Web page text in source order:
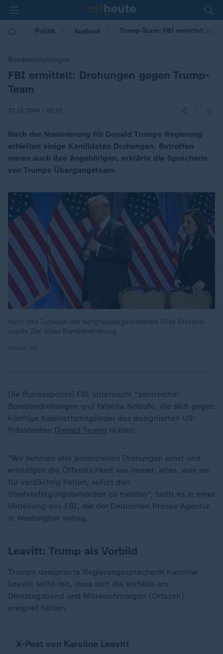
Politik Ausland Trump-Team: FBI ermittelt zu
Bombendrohungen
:FBI ermittelt: Drohungen gegen Trump-
Team
27.11.2024 | 23:12
Nach der Nominierung für Donald Trumps Regierung
erhielten einige Kandidaten Drohungen. Betroffen
waren auch ihre Angehörigen, erklärte die Sprecherin
von Trumps Übergangsteam.
Auch das Zuhause der Kongressabgeordneten Elise Stefanik
wurde Ziel einer Bombendrohung.
Die Bundespolizei FBI untersucht "zahlreiche"
Bombendrohungen und falsche Notrufe, die sich gegen
künftige Kabinettsmitglieder des designierten US-
Präsidenten Donald Trump richten.
"Wir nehmen alle potenziellen Drohungen ernst und
ermutigen die Öffentlichkeit wie immer, alles, was sie
für verdächtig halten, sofort den
Strafverfolgungsbehörden zu melden", heißt es in einer
Mitteilung des FBI, die der Deutschen Presse-Agentur
in Washington vorlag.
Leavitt: Trump als Vorbild
Trumps designierte Regierungssprecherin Karoline
Leavitt teilte mit, dass sich die Vorfälle am
Dienstagabend und Mittwochmorgen (Ortszeit)
ereignet hätten.
X-Post von Karoline Leavitt